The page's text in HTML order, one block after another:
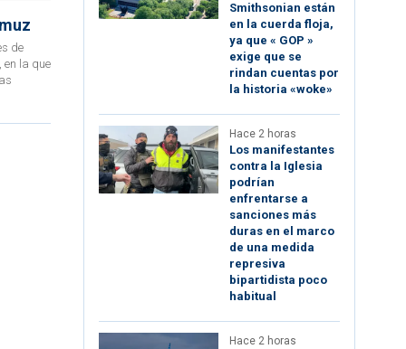
de
en la que
Smithsonian están
en la cuerda floja,
ya que « GOP »
exige que se
rindan cuentas por
la historia «woke»
Hace 2 horas
Los manifestantes
contra la Iglesia
podrían
enfrentarse a
sanciones más
duras en el marco
de una medida
represiva
bipartidista poco
habitual
Hace 2 horas